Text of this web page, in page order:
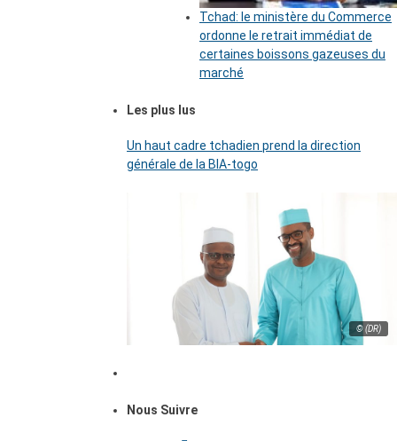
Tchad: le ministère du Commerce
ordonne le retrait immédiat de
certaines boissons gazeuses du
marché
Les plus lus
Un haut cadre tchadien prend la direction
générale de la BIA-togo
© (DR)
Nous Suivre